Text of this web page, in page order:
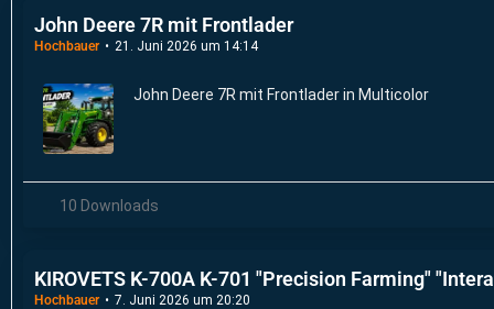
John Deere 7R mit Frontlader
Hochbauer 21. Juni 2026 um 14:14
John Deere 7R mit Frontlader in Multicolor
10 Downloads
KIROVETS K-700A K-701 "Precision Farming"
Hochbauer 7. Juni 2026 um 20:20